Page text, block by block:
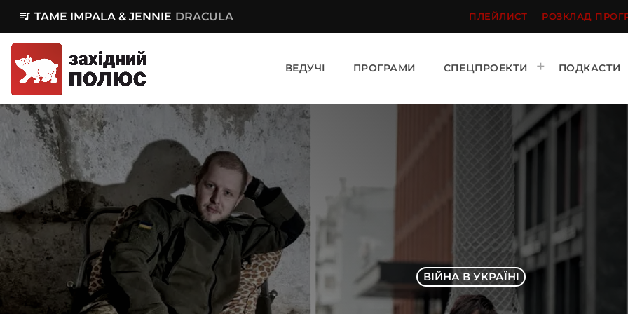
queue_music TAME IMPALA & JENNIE DRACULA ПЛЕЙЛИСТ РОЗКЛАД
ВЕДУЧІ ПРОГРАМИ СПЕЦПРОЕКТИ ПОДКАСТИ
ВІЙНА В УКРАЇНІ